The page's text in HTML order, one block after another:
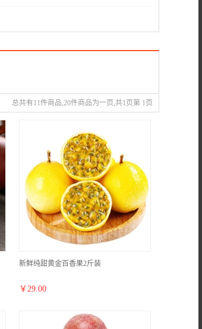
总共有11件商品,20件商品为一页,共1页第 1页
新鲜纯甜黄金百香果2斤装
￥ 29.00